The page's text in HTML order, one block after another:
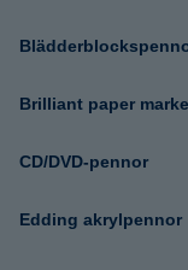
Brilliant paper
CD/DVD-pennor
Edding akrylpennor